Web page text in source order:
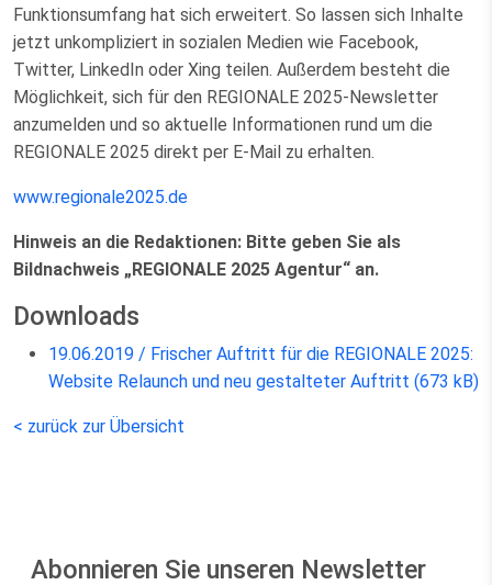
Funktionsumfang hat sich erweitert. So lassen sich Inhalte
jetzt unkompliziert in sozialen Medien wie Facebook,
Twitter, LinkedIn oder Xing teilen. Außerdem besteht die
Möglichkeit, sich für den REGIONALE 2025-Newsletter
anzumelden und so aktuelle Informationen rund um die
REGIONALE 2025 direkt per E-Mail zu erhalten.
www.regionale2025.de
Hinweis an die Redaktionen: Bitte geben Sie als
Bildnachweis „REGIONALE 2025 Agentur“ an.
Downloads
19.06.2019 / Frischer Auftritt für die REGIONALE 2025:
Website Relaunch und neu gestalteter Auftritt (673 kB)
< zurück zur Übersicht
Abonnieren Sie unseren Newsletter